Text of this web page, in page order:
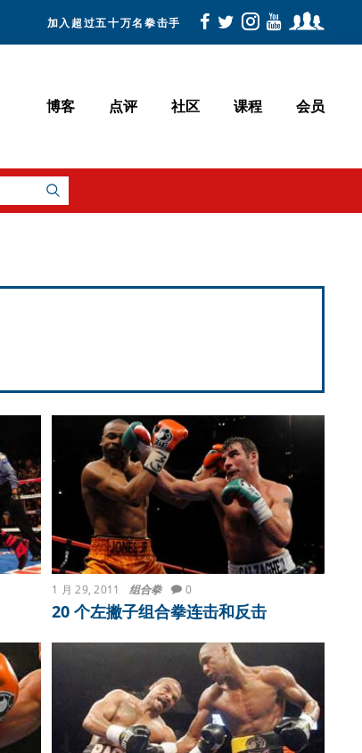
加入超过五十万名拳击手
博客 点评 社区 课程 会员
1 月 29, 2011 组合拳 0
20 个左撇子组合拳连击和反击